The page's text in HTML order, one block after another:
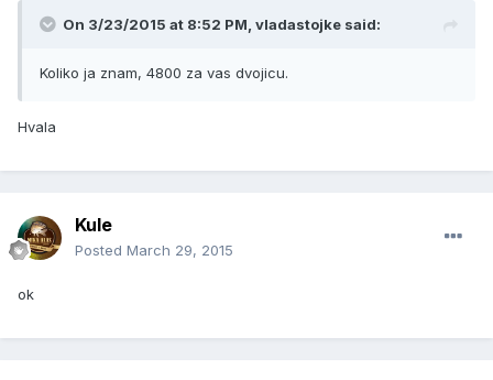
On 3/23/2015 at 8:52 PM, vladastojke said:
Koliko ja znam, 4800 za vas dvojicu.
Hvala
Kule
Posted March 29, 2015
ok